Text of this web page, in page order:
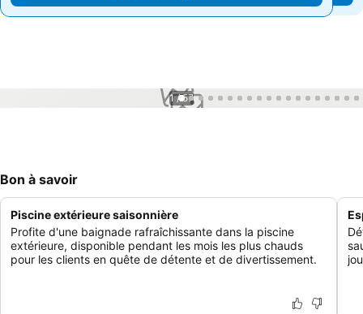
1 / 57
Bon à savoir
Piscine extérieure saisonnière
Profite d'une baignade rafraîchissante dans la piscine
extérieure, disponible pendant les mois les plus chauds
pour les clients en quête de détente et de divertissement.